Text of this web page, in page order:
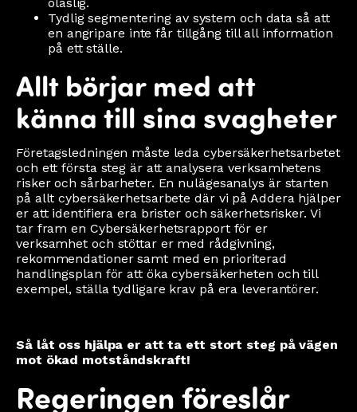
Tydlig segmentering av system och data så att
en angripare inte får tillgång till all information
på ett ställe.
Allt börjar med att
känna till sina svagheter
Företagsledningen måste leda cybersäkerhetsarbetet
och ett första steg är att analysera verksamhetens
risker och sårbarheter. En nulägesanalys är starten
på allt cybersäkerhetsarbete där vi på Addera hjälper
er att identifiera era brister och säkerhetsrisker. Vi
tar fram en Cybersäkerhetsrapport för er
verksamhet och stöttar er med rådgivning,
rekommendationer samt med en prioriterad
handlingsplan för att öka cybersäkerheten och till
exempel, ställa tydligare krav på era leverantörer.
Så låt oss hjälpa er att ta ett stort steg på vägen
mot ökad motståndskraft!
Regeringen föreslår